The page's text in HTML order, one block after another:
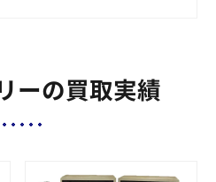
ーの買取実績